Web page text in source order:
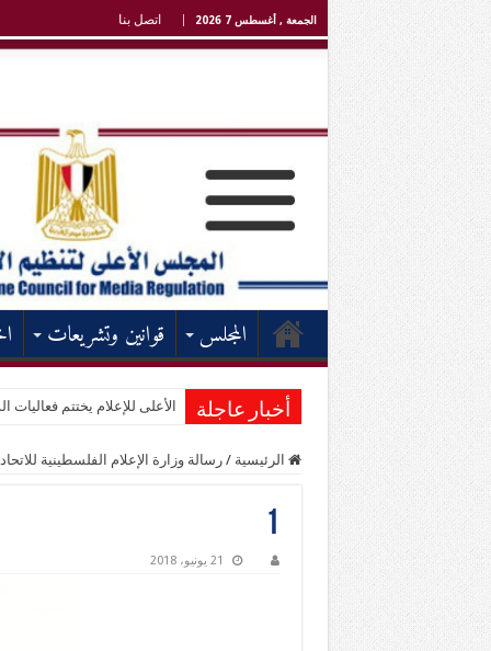
الجمعة , أغسطس 7 2026 اتصل بنا
المجلس قوانين وتشريعات
أخبار عاجلة الأعلى للإعلام يختتم فعاليات
الرئيسية / رسالة وزارة الإعلام الفلسطينية
1
21 يونيو، 2018